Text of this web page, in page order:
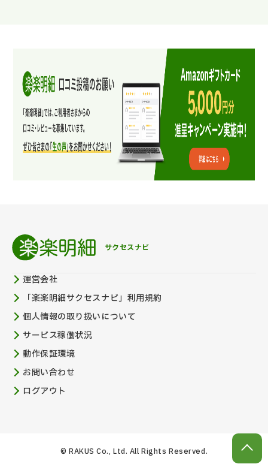
サクセスナビ
運営会社
「楽楽明細サクセスナビ」利用規約
個人情報の取り扱いについて
サービス稼働状況
動作保証環境
お問い合わせ
ログアウト
© RAKUS Co., Ltd. All Rights Reserved.